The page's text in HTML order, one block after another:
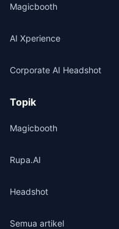
Magicbooth
AI Xperience
Corporate AI Headshot
Topik
Magicbooth
Rupa.AI
Headshot
Semua artikel